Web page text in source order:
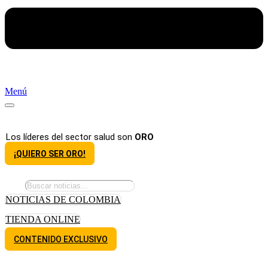
Menú
Los líderes del sector salud son ORO
¡QUIERO SER ORO!
NOTICIAS DE COLOMBIA
TIENDA ONLINE
CONTENIDO EXCLUSIVO